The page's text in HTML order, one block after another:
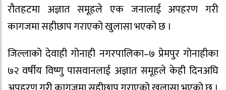
रौतहटमा अज्ञात समूहले एक जनालाई अपहरण गरी
कागजमा सहीछाप गराएको खुलासा भएको छ ।
जिल्लाको देवाही गोनाही नगरपालिका–७ प्रेमपुर गोनाहीका
७२ वर्षीय विष्णु पासवानलाई अज्ञात समूहले केही दिनअघि